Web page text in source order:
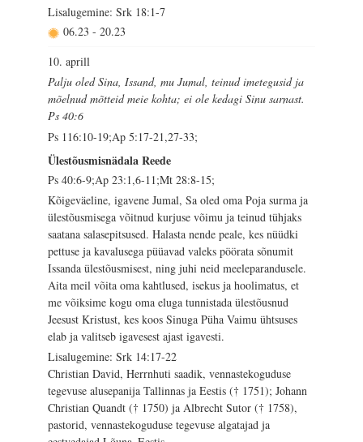
Lisalugemine: Srk 18:1-7
06.23 - 20.23
10. aprill
Palju oled Sina, Issand, mu Jumal, teinud imetegusid ja
mõelnud mõtteid meie kohta; ei ole kedagi Sinu sarnast.
Ps 40:6
Ps 116:10-19;Ap 5:17-21,27-33;
Ülestõusmisnädala Reede
Ps 40:6-9;Ap 23:1,6-11;Mt 28:8-15;
Kõigeväeline, igavene Jumal, Sa oled oma Poja surma ja
ülestõusmisega võitnud kurjuse võimu ja teinud tühjaks
saatana salasepitsused. Halasta nende peale, kes nüüdki
pettuse ja kavalusega püüavad valeks pöörata sõnumit
Issanda ülestõusmisest, ning juhi neid meeleparandusele.
Aita meil võita oma kahtlused, isekus ja hoolimatus, et
me võiksime kogu oma eluga tunnistada ülestõusnud
Jeesust Kristust, kes koos Sinuga Püha Vaimu ühtsuses
elab ja valitseb igavesest ajast igavesti.
Lisalugemine: Srk 14:17-22
Christian David, Herrnhuti saadik, vennastekoguduse
tegevuse alusepanija Tallinnas ja Eestis († 1751); Johann
Christian Quandt († 1750) ja Albrecht Sutor († 1758),
pastorid, vennastekoguduse tegevuse algatajad ja